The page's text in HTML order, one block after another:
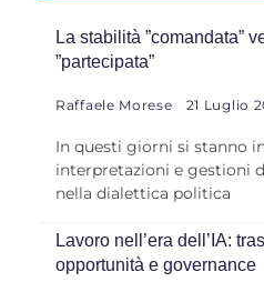
La stabilità ”comandata”
”partecipata”
Raffaele Morese 21 Luglio
In questi giorni si stanno
interpretazioni e gestioni
nella dialettica politica
Lavoro nell’era dell’IA:
opportunità e governance